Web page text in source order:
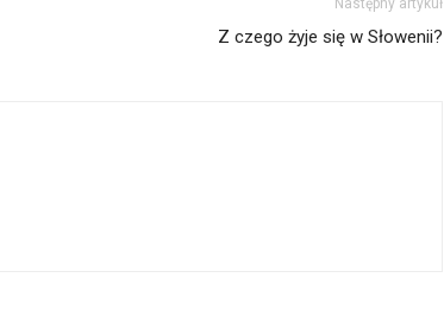
Następny artykuł
Z czego żyje się w Słowenii?